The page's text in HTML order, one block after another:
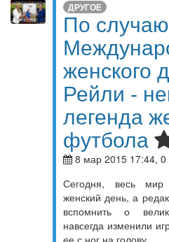
ДРУГОЕ
По случаю
женского
Рейли -
легенда
футбола
8 мар 2015 17:44, 0
Сегодня, весь мир
женский день, а
вспомнить о
навсегда изменили
ее с ног на голову.